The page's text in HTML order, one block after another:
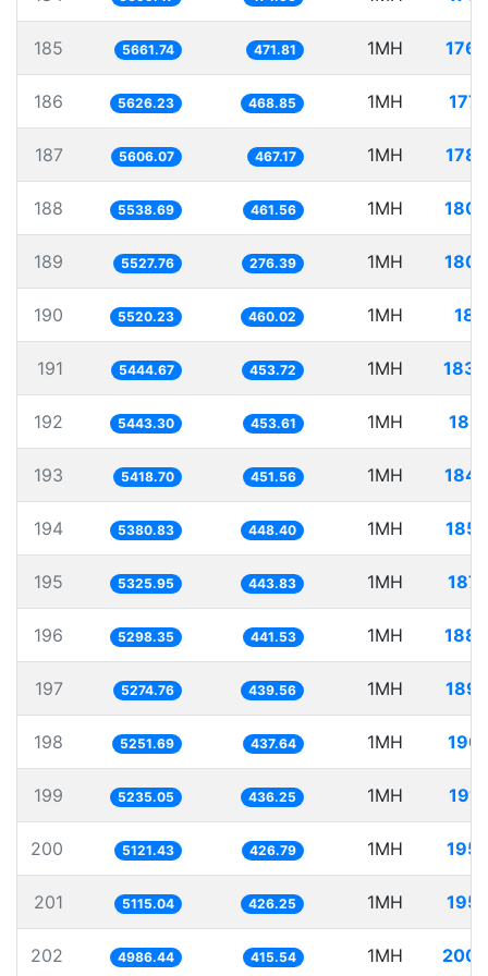
185 5661.74 471.81 1MH
186 5626.23 468.85 1MH
187 5606.07 467.17 1MH
188 5538.69 461.56 1MH
189 5527.76 276.39 1MH
190 5520.23 460.02 1MH
191 5444.67 453.72 1MH
192 5443.30 453.61 1MH
193 5418.70 451.56 1MH
194 5380.83 448.40 1MH
195 5325.95 443.83 1MH
196 5298.35 441.53 1MH
197 5274.76 439.56 1MH
198 5251.69 437.64 1MH
199 5235.05 436.25 1MH
200 5121.43 426.79 1MH
201 5115.04 426.25 1MH
202 4986.44 415.54 1MH